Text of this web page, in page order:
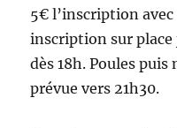
5€ l’inscription
inscription sur place
dès 18h. Poules
prévue vers 21h30.